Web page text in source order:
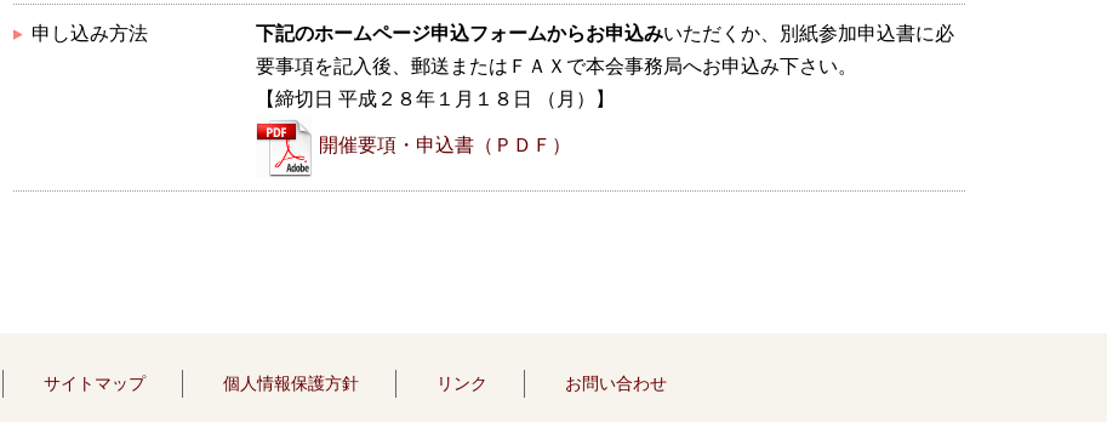
申し込み方法 下記のホームページ申込フォームからお申込みいただくか、別紙参加申込書に必
要事項を記入後、郵送またはＦＡＸで本会事務局へお申込み下さい。
【締切日 平成２８年１月１８日 （月）】
開催要項・申込書（ＰＤＦ）
サイトマップ 個人情報保護方針 リンク お問い合わせ